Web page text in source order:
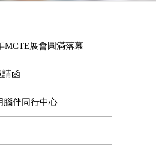
MCTE展會圓滿落幕
請函
腦伴同行中心